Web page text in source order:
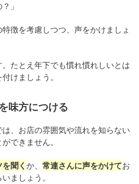
」
徴を考慮しつつ、声をかけましょ
。たとえ年下でも慣れ慣れしいとは
けましょう。
味方につける
、お店の雰囲気や流れを知らない
できません。
聞く か、 常連さんに声をかけてお
ましょう。